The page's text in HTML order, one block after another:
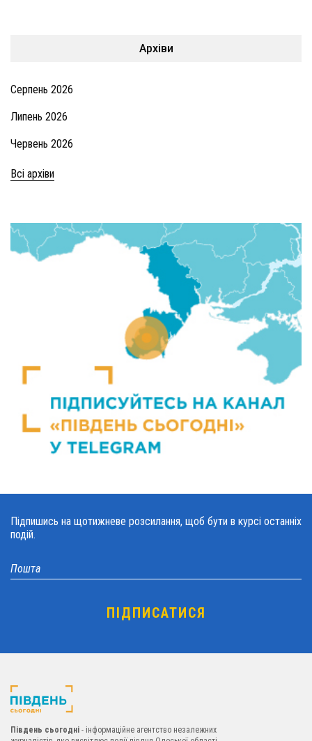
Архіви
Серпень 2026
Липень 2026
Червень 2026
Всі архіви
Підпишись на щотижневе розсилання, щоб бути в курсі останніх
подій.
Південь сьогодні - інформаційне агентство незалежних